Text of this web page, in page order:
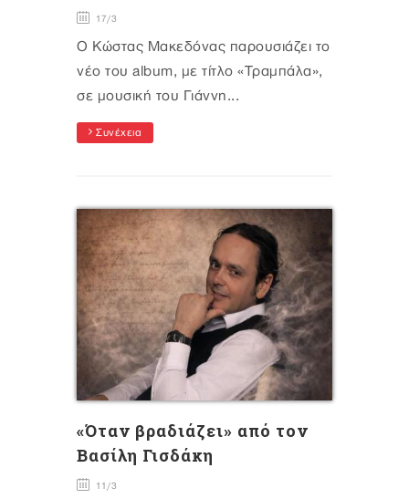
17/3
Ο Κώστας Μακεδόνας παρουσιάζει το
νέο του album, με τίτλο «Τραμπάλα»,
σε μουσική του Γιάννη...
Συνέχεια
«Όταν βραδιάζει» από τον
Βασίλη Γισδάκη
11/3